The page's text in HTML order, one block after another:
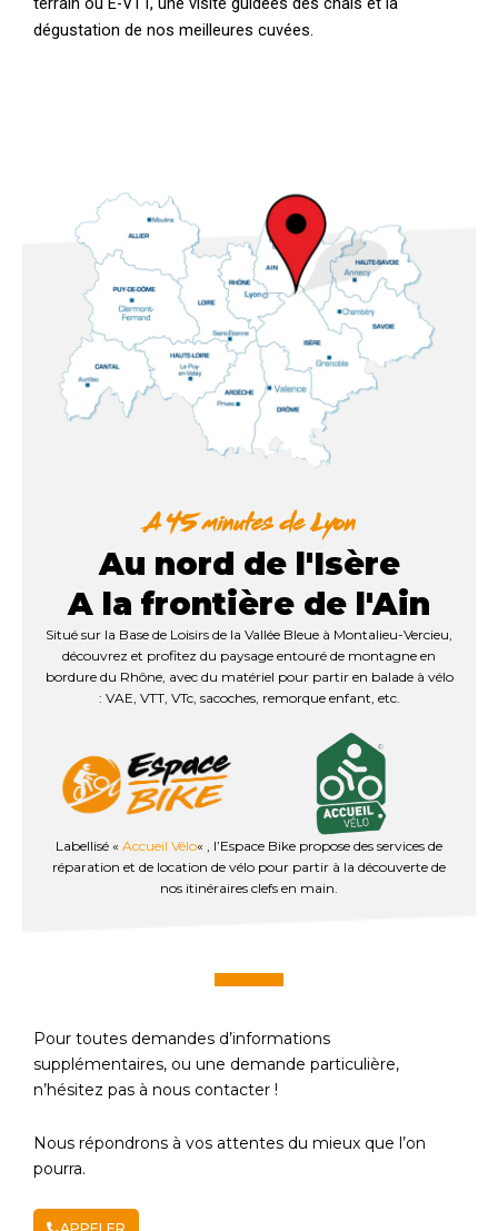
dégustation de nos meilleures cuvées.
Au nord de l'Isère
A la frontière de l'Ain
Situé sur la Base de Loisirs de la Vallée Bleue à Montalieu-Vercieu,
découvrez et profitez du paysage entouré de montagne en
bordure du Rhône, avec du matériel pour partir en balade à vélo
: VAE, VTT, VTc, sacoches, remorque enfant, etc.
Labellisé « Accueil Vélo« , l’Espace Bike propose des services de
réparation et de location de vélo pour partir à la découverte de
nos itinéraires clefs en main.
Pour toutes demandes d’informations
supplémentaires, ou une demande particulière,
n’hésitez pas à nous contacter !
Nous répondrons à vos attentes du mieux que l’on
pourra.